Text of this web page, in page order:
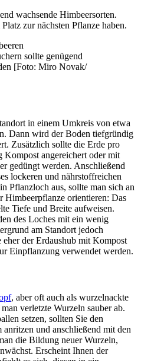
wachsende Himbeersorten.
zur nächsten Pflanze haben.
sollte genügend
[Foto: Miro Novak/
in einem Umkreis von etwa
Dann wird der Boden tiefgründig
Zusätzlich sollte die Erde pro
angereichert oder mit
gedüngt werden. Anschließend
lockeren und nährstoffreichen
Pflanzloch aus, sollte man sich an
Himbeerpflanze orientieren: Das
Tiefe und Breite aufweisen.
des Loches mit ein wenig
am Standort jedoch
der Erdaushub mit Kompost
Einpflanzung verwendet werden.
, aber oft auch als wurzelnackte
verletzte Wurzeln sauber ab.
setzen, sollten Sie den
und anschließend mit den
die Bildung neuer Wurzeln,
Erscheint Ihnen der